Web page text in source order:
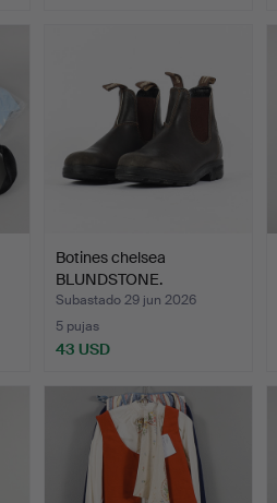
Botines chelsea
BLUNDSTONE.
Subastado 29 jun 2026
5 pujas
43 USD